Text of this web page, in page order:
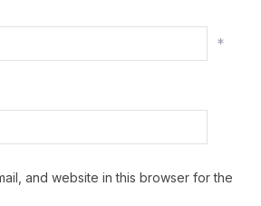
*
and website in this browser for the